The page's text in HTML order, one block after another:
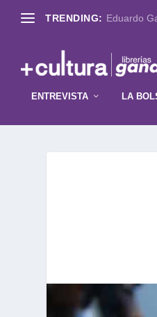
TRENDING: Eduardo
ENTREVISTA LA